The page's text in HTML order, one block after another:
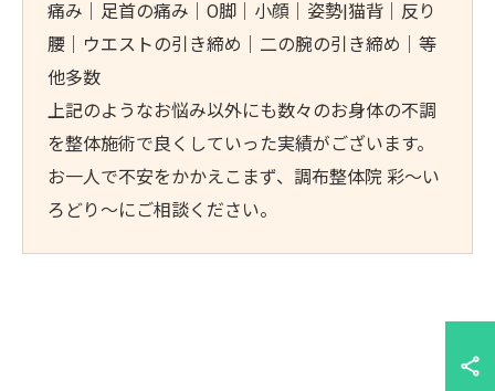
痛み｜足首の痛み｜O脚｜小顔｜姿勢|猫背｜反り
腰｜ウエストの引き締め｜二の腕の引き締め｜等
他多数
上記のようなお悩み以外にも数々のお身体の不調
を整体施術で良くしていった実績がございます。
お一人で不安をかかえこまず、調布整体院 彩～い
ろどり～にご相談ください。